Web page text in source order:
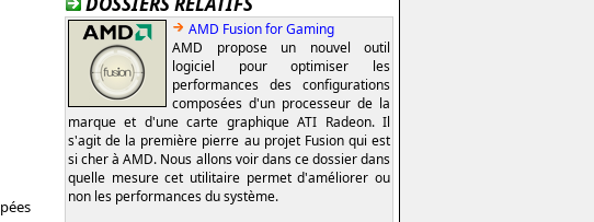
AMD Fusion for Gaming
AMD propose un nouvel outil
logiciel pour optimiser les
performances des configurations
composées d'un processeur de la
marque et d'une carte graphique ATI Radeon. Il
s'agit de la première pierre au projet Fusion qui est
si cher à AMD. Nous allons voir dans ce dossier dans
quelle mesure cet utilitaire permet d'améliorer ou
non les performances du système.